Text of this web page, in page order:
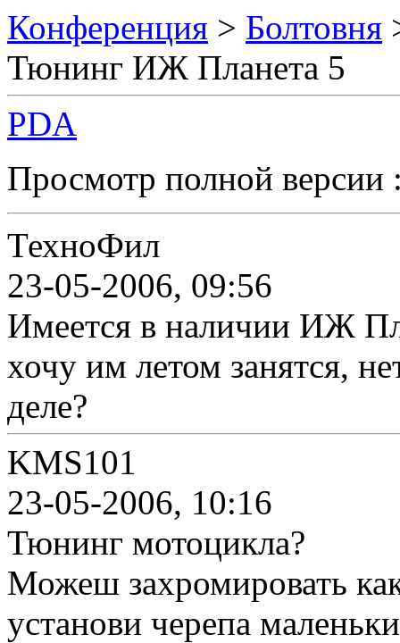
Конференция > Болтовня
Тюнинг ИЖ Планета 5
PDA
Просмотр полной
ТехноФил
23-05-2006, 09:56
Имеется в наличии ИЖ
хочу им летом занятся,
деле?
KMS101
23-05-2006, 10:16
Тюнинг мотоцикла?
Можеш захромировать
установи черепа